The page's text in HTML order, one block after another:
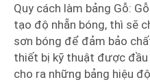
Quy cách làm bảng Gỗ:
tạo độ nhẵn bóng, thì sẽ
sơn bóng để đảm bảo
thiết bị kỹ thuật được
cho ra những bảng hiệu